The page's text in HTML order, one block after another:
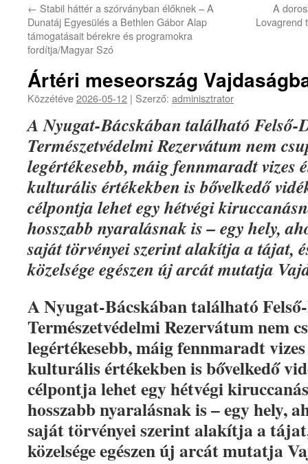
← Stabil háttér a szórványban élőknek – A
Dunatáj Egyesülés a Bethlen Gábor Alap
támogatásait bérekre és programokra
fordítja/Magyar Szó
A
Lovagrend
Ártéri meseország
Közzétéve2026-05-12 | Szerző: adminisztrator
A Nyugat-Bácskában található Felső-
Természetvédelmi Rezervátum nem
legértékesebb, máig fennmaradt vizes
kulturális értékekben is bővelkedő
célpontja lehet egy hétvégi
hosszabb nyaralásnak is – egy hely,
saját törvényei szerint alakítja a tájat,
közelsége egészen új arcát mutatja
A Nyugat-Bácskában található
Természetvédelmi Rezervátum nem
legértékesebb, máig fennmaradt
kulturális értékekben is bővelkedő
célpontja lehet egy hétvégi
hosszabb nyaralásnak is – egy hely,
saját törvényei szerint alakítja a
közelsége egészen új arcát mutatja